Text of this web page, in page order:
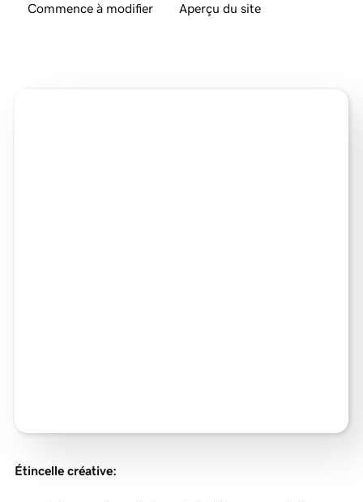
Commence à modifier Aperçu du site
Étincelle créative: